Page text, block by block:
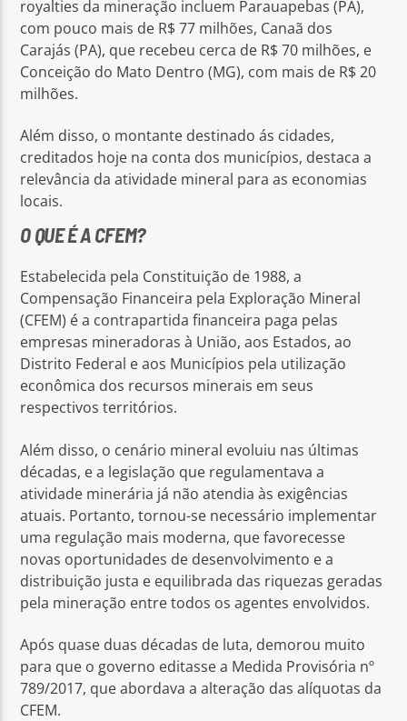
royalties da mineração incluem Parauapebas (PA),
com pouco mais de R$ 77 milhões, Canaã dos
Carajás (PA), que recebeu cerca de R$ 70 milhões, e
Conceição do Mato Dentro (MG), com mais de R$ 20
milhões.
Além disso, o montante destinado ás cidades,
creditados hoje na conta dos municípios, destaca a
relevância da atividade mineral para as economias
locais.
O QUE É A CFEM?
Estabelecida pela Constituição de 1988, a
Compensação Financeira pela Exploração Mineral
(CFEM) é a contrapartida financeira paga pelas
empresas mineradoras à União, aos Estados, ao
Distrito Federal e aos Municípios pela utilização
econômica dos recursos minerais em seus
respectivos territórios.
Além disso, o cenário mineral evoluiu nas últimas
décadas, e a legislação que regulamentava a
atividade minerária já não atendia às exigências
atuais. Portanto, tornou-se necessário implementar
uma regulação mais moderna, que favorecesse
novas oportunidades de desenvolvimento e a
distribuição justa e equilibrada das riquezas geradas
pela mineração entre todos os agentes envolvidos.
Após quase duas décadas de luta, demorou muito
para que o governo editasse a Medida Provisória nº
789/2017, que abordava a alteração das alíquotas da
CFEM.